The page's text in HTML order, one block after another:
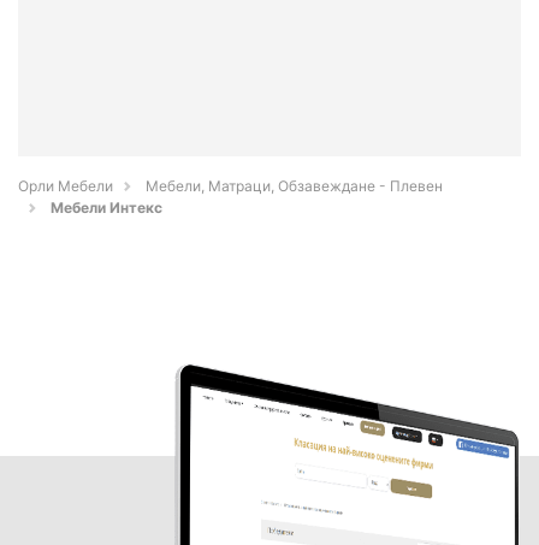
Орли Мебели
Мебели, Матраци, Обзавеждане - Плевен
Мебели Интекс